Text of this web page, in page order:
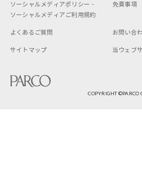
ソーシャルメディアポリシー・
ソーシャルメディアご利用規約
免責事項
よくあるご質問 お問い合
サイトマップ 当ウェブ
COPYRIGHT ©︎PARCO